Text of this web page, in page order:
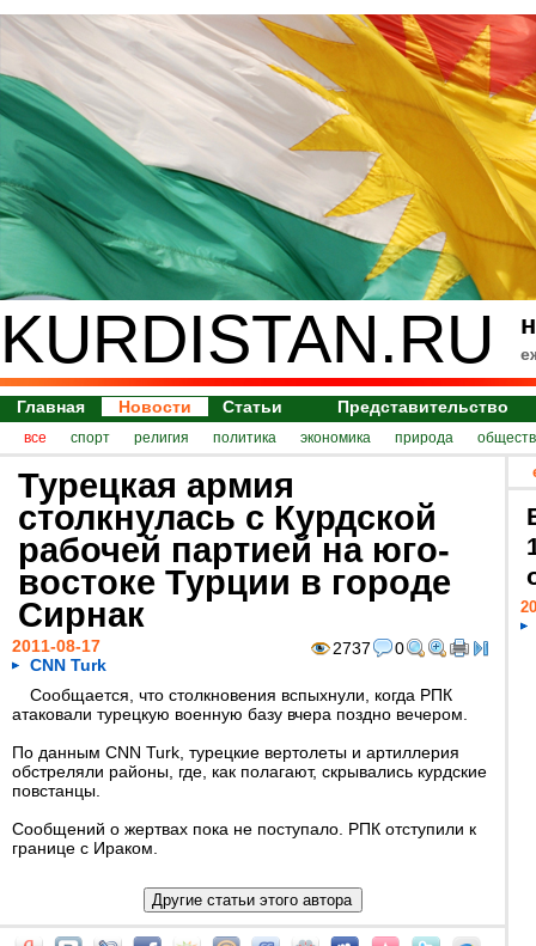
KURDISTAN.RU
Главная Новости Статьи Представительство
все спорт религия политика экономика природа
Турецкая армия
столкнулась с Курдской
рабочей партией на юго-
востоке Турции в городе
Сирнак
2737 0
2011-08-17
CNN Turk
Сообщается, что столкновения вспыхнули, когда РПК
атаковали турецкую военную базу вчера поздно вечером.
По данным CNN Turk, турецкие вертолеты и артиллерия
обстреляли районы, где, как полагают, скрывались курдские
повстанцы.
Сообщений о жертвах пока не поступало. РПК отступили к
границе с Ираком.